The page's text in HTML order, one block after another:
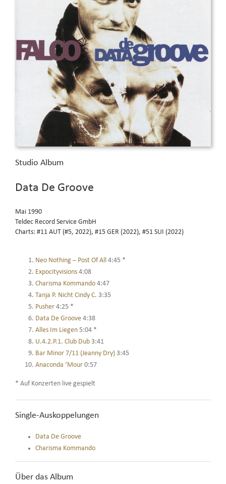
Studio Album
Data De Groove
Mai 1990
Teldec Record Service GmbH
Charts: #11 AUT (#5, 2022), #15 GER (2022), #51 SUI (2022)
Neo Nothing – Post Of All4:45 *
Expocityvisions4:08
Charisma Kommando4:47
Tanja P. Nicht Cindy C. 3:35
Pusher4:25 *
Data De Groove4:38
Alles Im Liegen5:04 *
U.4.2.P.1. Club Dub3:41
Bar Minor 7/11 (Jeanny Dry)3:45
Anaconda ‘Mour0:57
* Auf Konzerten live gespielt
Single-Auskoppelungen
Data De Groove
Charisma Kommando
Über das Album